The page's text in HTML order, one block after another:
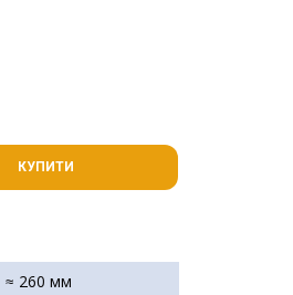
КУПИТИ
≈ 260 мм